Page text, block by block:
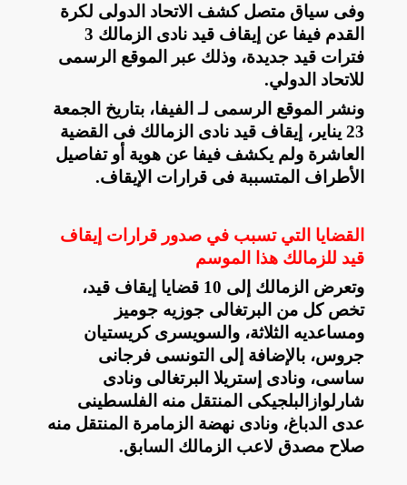
وفى سياق متصل كشف الاتحاد الدولى لكرة
القدم فيفا عن إيقاف قيد نادى الزمالك 3
فترات قيد جديدة، وذلك عبر الموقع الرسمى
للاتحاد الدولي.
ونشر الموقع الرسمى لـ الفيفا، بتاريخ الجمعة
23 يناير، إيقاف قيد نادى الزمالك فى القضية
العاشرة ولم يكشف فيفا عن هوية أو تفاصيل
الأطراف المتسببة فى قرارات الإيقاف.
القضايا التي تسبب في صدور قرارات إيقاف
قيد للزمالك هذا الموسم
وتعرض الزمالك إلى 10 قضايا إيقاف قيد،
تخص كل من البرتغالى جوزيه جوميز
ومساعديه الثلاثة، والسويسرى كريستيان
جروس، بالإضافة إلى التونسى فرجانى
ساسى، ونادى إستريلا البرتغالى ونادى
شارلوازالبلجيكى المنتقل منه الفلسطينى
عدى الدباغ، ونادى نهضة الزمامرة المنتقل منه
صلاح مصدق لاعب الزمالك السابق.